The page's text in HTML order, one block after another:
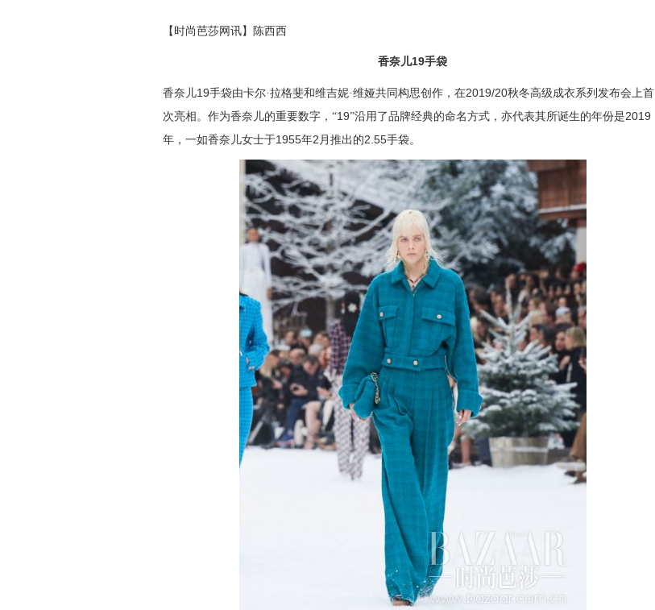
【时尚芭莎网讯】陈西西
香奈儿19手袋
香奈儿19手袋由卡尔·拉格斐和维吉妮·维娅共同构思创作，在2019/20秋冬高级成衣系列发布会上首
次亮相。作为香奈儿的重要数字，“19”沿用了品牌经典的命名方式，亦代表其所诞生的年份是2019
年，一如香奈儿女士于1955年2 月推出的2.55手袋。